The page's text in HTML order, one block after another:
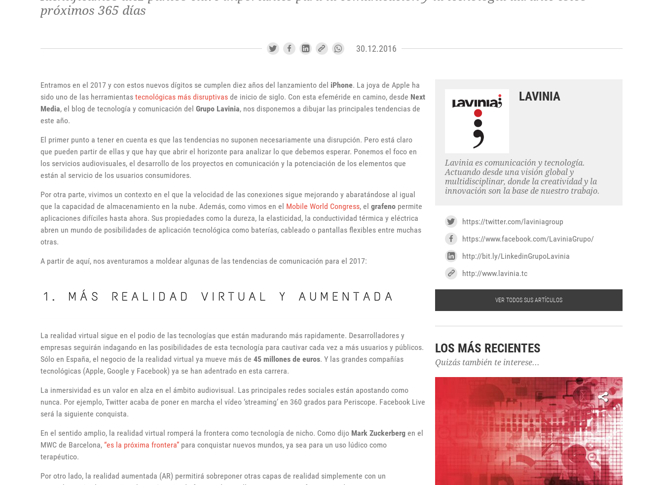
próximos 365 días
30.12.2016
Entramos en el 2017 y con estos nuevos dígitos se cumplen diez años del lanzamiento del iPhone. La joya de Apple ha
sido uno de las herramientas tecnológicas más disruptivas de inicio de siglo. Con esta efeméride en camino, desde Next
Media, el blog de tecnología y comunicación del Grupo Lavinia, nos disponemos a dibujar las principales tendencias de
este año.
El primer punto a tener en cuenta es que las tendencias no suponen necesariamente una disrupción. Pero está claro
que pueden partir de ellas y que hay que abrir el horizonte para analizar lo que debemos esperar. Ponemos el foco en
los servicios audiovisuales, el desarrollo de los proyectos en comunicación y la potenciación de los elementos que
están al servicio de los usuarios consumidores.
Por otra parte, vivimos un contexto en el que la velocidad de las conexiones sigue mejorando y abaratándose al igual
que la capacidad de almacenamiento en la nube. Además, como vimos en el Mobile World Congress, el grafeno permite
aplicaciones difíciles hasta ahora. Sus propiedades como la dureza, la elasticidad, la conductividad térmica y eléctrica
abren un mundo de posibilidades de aplicación tecnológica como baterías, cableado o pantallas flexibles entre muchas
otras.
A partir de aquí, nos aventuramos a moldear algunas de las tendencias de comunicación para el 2017:
La realidad virtual sigue en el podio de las tecnologías que están madurando más rapidamente. Desarrolladores y
empresas seguirán indagando en las posibilidades de esta tecnología para cautivar cada vez a más usuarios y públicos.
Sólo en España, el negocio de la realidad virtual ya mueve más de 45 millones de euros. Y las grandes compañías
tecnológicas (Apple, Google y Facebook) ya se han adentrado en esta carrera.
La inmersividad es un valor en alza en el ámbito audiovisual. Las principales redes sociales están apostando como
nunca. Por ejemplo, Twitter acaba de poner en marcha el vídeo ‘streaming’ en 360 grados para Periscope. Facebook Live
será la siguiente conquista.
En el sentido amplio, la realidad virtual romperá la frontera como tecnología de nicho. Como dijo Mark Zuckerberg en el
MWC de Barcelona, “es la próxima frontera” para conquistar nuevos mundos, ya sea para un uso lúdico como
terapéutico.
Por otro lado, la realidad aumentada (AR) permitirá sobreponer otras capas de realidad simplemente con un
LAVINIA
Lavinia es comunicación y tecnología.
Actuando desde una visión global y
multidisciplinar, donde la creatividad y la
innovación son la base de nuestro trabajo.
https://twitter.com/laviniagroup
https://www.facebook.com/LaviniaGrupo/
http://bit.ly/LinkedinGrupoLavinia
http://www.lavinia.tc
VER TODOS SUS ARTÍCULOS
LOS MÁS RECIENTES
Quizás también te interese...